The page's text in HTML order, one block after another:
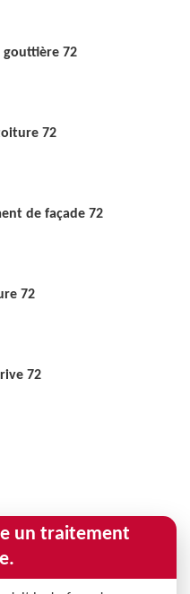
gouttière 72
72
de façade 72
72
72
un traitement